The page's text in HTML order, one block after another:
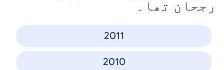
رجحان تھا۔
2011
2010